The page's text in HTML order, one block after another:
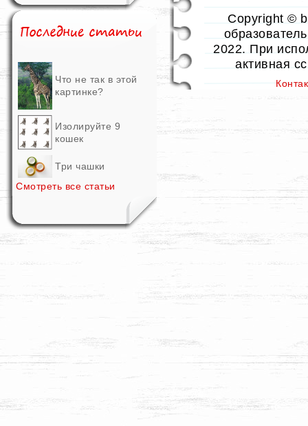
Что не так в этой
картинке?
Изолируйте 9
кошек
Три чашки
Смотреть все статьи
Copyright ©
2022. При
активная